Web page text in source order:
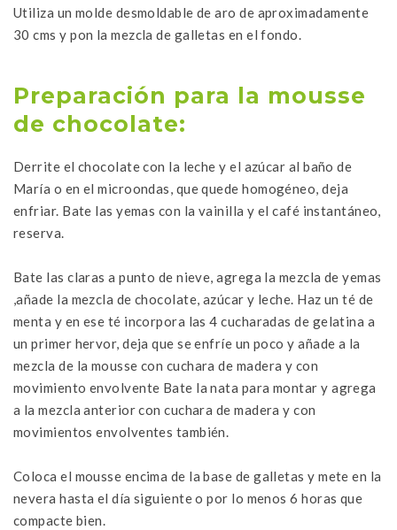
Utiliza un molde desmoldable de aro de aproximadamente
30 cms y pon la mezcla de galletas en el fondo.
Preparación para la mousse
de chocolate:
Derrite el chocolate con la leche y el azúcar al baño de
María o en el microondas, que quede homogéneo, deja
enfriar. Bate las yemas con la vainilla y el café instantáneo,
reserva.
Bate las claras a punto de nieve, agrega la mezcla de yemas
,añade la mezcla de chocolate, azúcar y leche. Haz un té de
menta y en ese té incorpora las 4 cucharadas de gelatina a
un primer hervor, deja que se enfríe un poco y añade a la
mezcla de la mousse con cuchara de madera y con
movimiento envolvente Bate la nata para montar y agrega
a la mezcla anterior con cuchara de madera y con
movimientos envolventes también.
Coloca el mousse encima de la base de galletas y mete en la
nevera hasta el día siguiente o por lo menos 6 horas que
compacte bien.